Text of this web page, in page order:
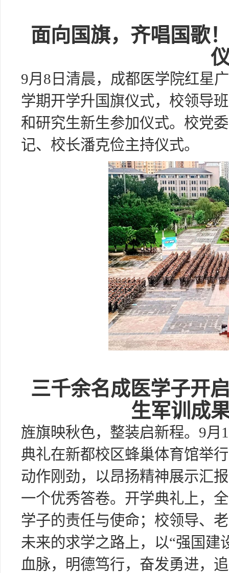
面向国旗，齐唱国歌
9月8日清晨，成都医学院红星
学期开学升国旗仪式，校领导
和研究生新生参加仪式。校党
记、校长潘克俭主持仪式。
三千余名成医学子开
生军训成
旌旗映秋色，整装启新程。9月
典礼在新都校区蜂巢体育馆举
动作刚劲，以昂扬精神展示汇
一个优秀答卷。开学典礼上，
学子的责任与使命；校领导、
未来的求学之路上，以“强国建
血脉，明德笃行，奋发勇进，